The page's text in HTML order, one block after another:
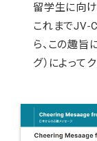
留学生に向け
これまでJV-
ら、この趣旨
グ）によって